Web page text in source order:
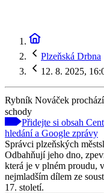
Plzeňská Drbna
12. 8. 2025,
Rybník Nováček
schody
Přidejte si obsah
hledání a Google zprávy
Správci plzeňských
Odbahňují jeho dno,
která je v plném proudu,
nejmladším dílem ze
17. století.